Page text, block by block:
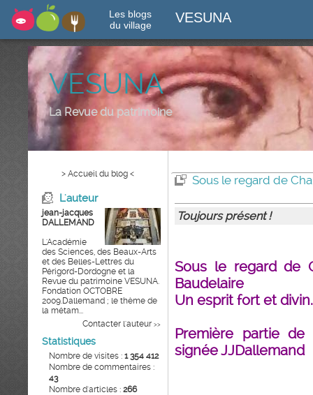
Les blogs
du village
VESUNA
VESUNA
La Revue du patrimoine
> Accueil du blog <
L'auteur
jean-jacques
DALLEMAND
L'Académie
des Sciences, des Beaux-Arts
et des Belles-Lettres du
Périgord-Dordogne et la
Revue du patrimoine VESUNA.
Fondation OCTOBRE
2009.Dallemand ; le thème de
la métam...
Contacter l'auteur >>
Statistiques
Nombre de visites : 1 354 412
Nombre de commentaires :
43
Nombre d'articles : 266
Sous le regard de
Toujours présent !
Sous le regard de
Baudelaire
Un esprit fort et
Première partie de
signée JJDallemand